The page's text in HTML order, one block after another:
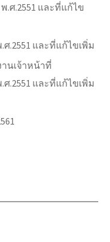
ศ.2551 และที่แก้ไข
.2551 และที่แก้ไขเพิ่ม
นเจ้าหน้าที่
.2551 และที่แก้ไขเพิ่ม